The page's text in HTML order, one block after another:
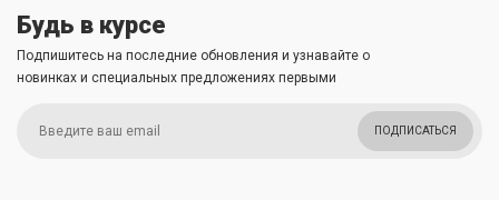
Будь в курсе
Подпишитесь на последние обновления и узнавайте о
новинках и специальных предложениях первыми
ПОДПИСАТЬСЯ